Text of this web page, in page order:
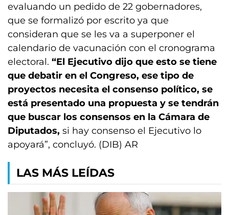
evaluando un pedido de 22 gobernadores,
que se formalizó por escrito ya que
consideran que se les va a superponer el
calendario de vacunación con el cronograma
electoral. “El Ejecutivo dijo que esto se tiene
que debatir en el Congreso, ese tipo de
proyectos necesita el consenso político, se
está presentado una propuesta y se tendrán
que buscar los consensos en la Cámara de
Diputados, si hay consenso el Ejecutivo lo
apoyará”, concluyó. (DIB) AR
LAS MÁS LEÍDAS